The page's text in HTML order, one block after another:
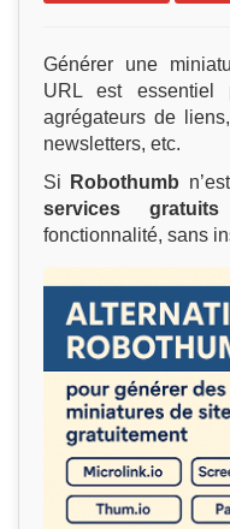
Générer une
URL est essentiel
agrégateurs de
newsletters, etc.
Si
Robothumb
services gratuits
fonctionnalité, sans